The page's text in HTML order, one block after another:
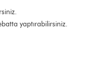
yaptırabilirsiniz.